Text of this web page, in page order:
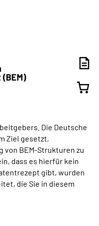
Die Deutsche
Ziel gesetzt,
von BEM-Strukturen zu
dass es hierfür kein
gibt, wurden
die Sie in diesem